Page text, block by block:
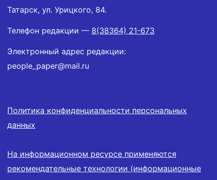
Татарск, ул. Урицкого, 84.
Телефон редакции — 8(38364) 21-673
Электронный адрес редакции:
people_paper@mail.ru
Политика конфиденциальности персональных
данных
На информационном ресурсе применяются
рекомендательные технологии (информационные